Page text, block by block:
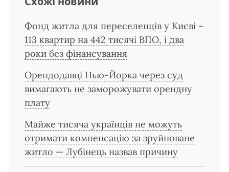
Фонд житла для переселенців у Києві –
113 квартир на 442 тисячі ВПО, і два
роки без фінансування
Орендодавці Нью-Йорка через суд
вимагають не заморожувати орендну
плату
Майже тисяча українців не можуть
отримати компенсацію за зруйноване
житло — Лубінець назвав причину